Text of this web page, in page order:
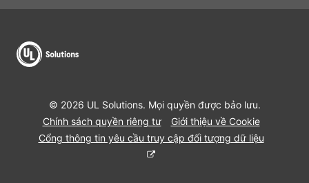
© 2026 UL Solutions. Mọi quyền được bảo lưu.
Chính sách quyền riêng tư
Giới thiệu về Cookie
Cổng thông tin yêu cầu truy cập đối tượng dữ liệu